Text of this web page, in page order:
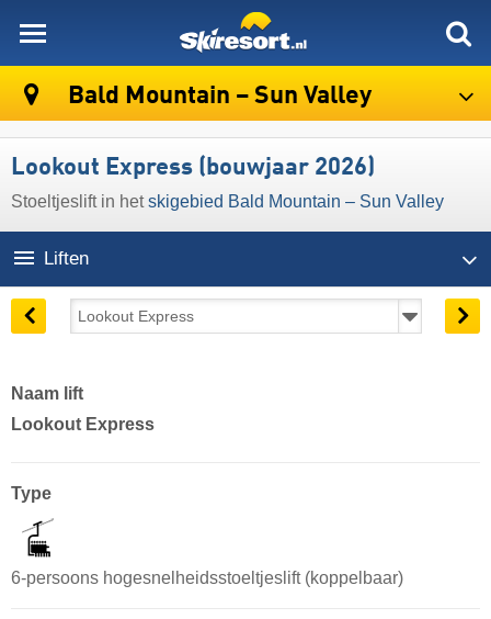
Bald Mountain – Sun Valley
Lookout Express (bouwjaar 2026)
Stoeltjeslift in hetskigebied Bald Mountain – Sun Valley
Liften
Naam lift
Lookout Express
Type
6-persoons hogesnelheidsstoeltjeslift (koppelbaar)